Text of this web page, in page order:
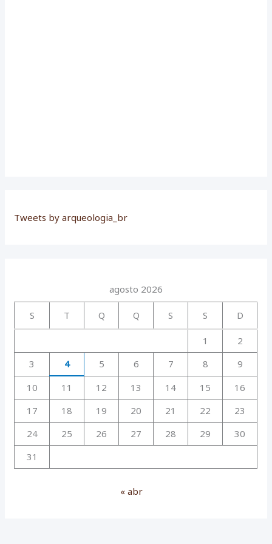
Tweets by arqueologia_br
agosto 2026
S T Q Q S S D
1
2
3
4 5 6 7 8
9
10
11 12 13 14 15
16
17
18 19 20 21 22
23
24
25 26 27 28 29
30
31
« abr